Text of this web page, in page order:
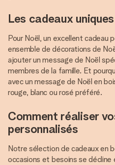
Les cadeaux
Pour Noël, un excellent cadeau
ensemble de décorations de
ajouter un message de Noël
membres de la famille. Et
avec un message de Noël en
rouge, blanc ou rosé préféré.
Comment réaliser
personnalisés
Notre sélection de cadeaux en
occasions et besoins se décline